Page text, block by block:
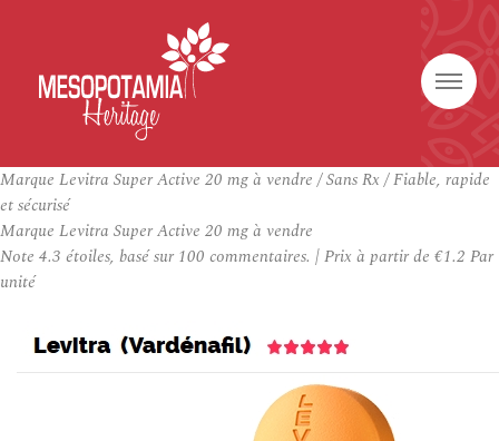
Marque Levitra Super Active 20 mg à vendre / Sans Rx / Fiable, rapide
et sécurisé
Marque Levitra Super Active 20 mg à vendre
Note 4.3 étoiles, basé sur 100 commentaires. |Prix à partir de €1.2 Par
unité